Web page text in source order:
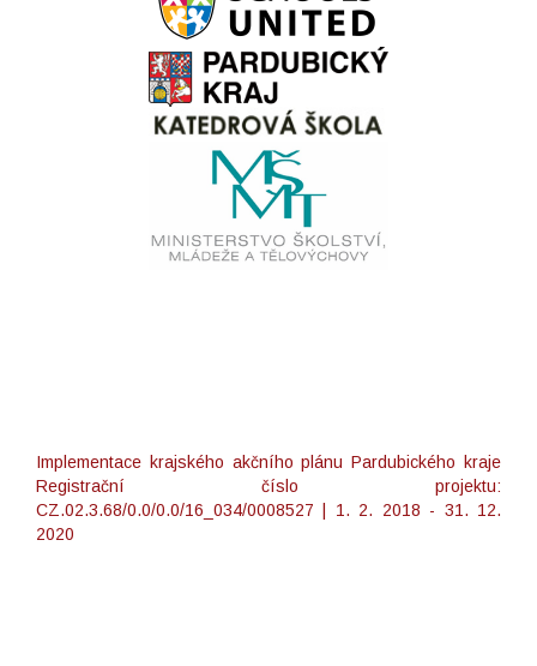
Implementace krajského akčního plánu Pardubického kraje
Registrační číslo projektu:
CZ.02.3.68/0.0/0.0/16_034/0008527 | 1. 2. 2018 - 31. 12.
2020